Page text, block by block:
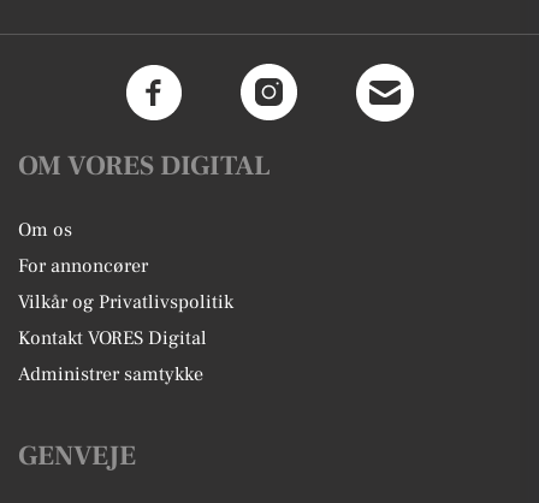
OM VORES DIGITAL
Om os
For annoncører
Vilkår og Privatlivspolitik
Kontakt VORES Digital
Administrer samtykke
GENVEJE